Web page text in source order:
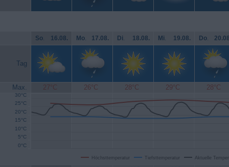
So. 16.08. Mo. 17.08. Di. 18.08. Mi. 19.08. Do.
Tag
Max. 27°C 26°C 28°C 29°C 28°C
Höchsttemperatur Tiefsttemperatur Aktuelle
0°C
5°C
10°C
15°C
20°C
25°C
30°C